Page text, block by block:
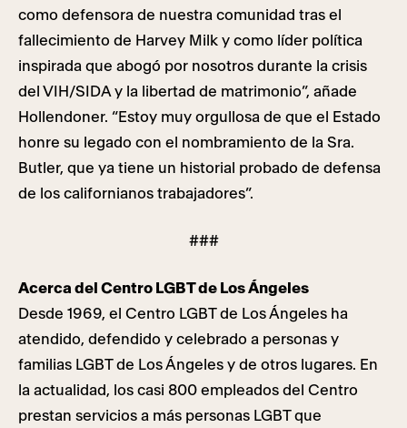
como defensora de nuestra comunidad tras el
fallecimiento de Harvey Milk y como líder política
inspirada que abogó por nosotros durante la crisis
del VIH/SIDA y la libertad de matrimonio”, añade
Hollendoner. “Estoy muy orgullosa de que el Estado
honre su legado con el nombramiento de la Sra.
Butler, que ya tiene un historial probado de defensa
de los californianos trabajadores”.
###
Acerca del Centro LGBT de Los Ángeles
Desde 1969, el Centro LGBT de Los Ángeles ha
atendido, defendido y celebrado a personas y
familias LGBT de Los Ángeles y de otros lugares. En
la actualidad, los casi 800 empleados del Centro
prestan servicios a más personas LGBT que